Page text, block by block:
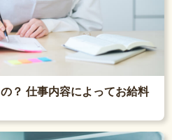
？ 仕事内容によってお給料